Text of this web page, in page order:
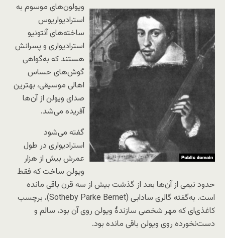
ویولون‌های موسوم به
استرادیواریوس
ساخته‌های آنتونیو
استرادیواری و پسرانش
هستند که به‌گواهی
گوش‌های حساس
اهالی موسیقی، بهترین
صدای ویولن از آن‌ها
آفریده می‌شد.
گفته می‌شود
استرادیواری در طول
عمرش بیش از هزار
ویولن ساخت که فقط
حدود نیمی از آن‌ها بعد از گذشت بیش از سه قرن باقی مانده
است. به‌گفته گالری سادابی (Sotheby Parke Bernet)، برچسب
کاغذی‌ای که مهر شخصی سازندهٔ ویولن روی آن بود، سالم و
دست‌نخورده روی ویولن باقی مانده بود.